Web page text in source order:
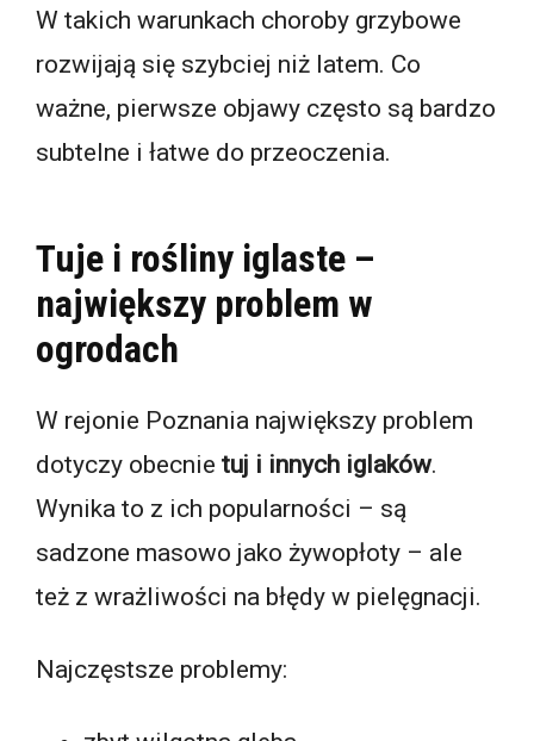
W takich warunkach choroby grzybowe
rozwijają się szybciej niż latem. Co
ważne, pierwsze objawy często są bardzo
subtelne i łatwe do przeoczenia.
Tuje i rośliny iglaste –
największy problem w
ogrodach
W rejonie Poznania największy problem
dotyczy obecnie tuj i innych iglaków.
Wynika to z ich popularności – są
sadzone masowo jako żywopłoty – ale
też z wrażliwości na błędy w pielęgnacji.
Najczęstsze problemy: